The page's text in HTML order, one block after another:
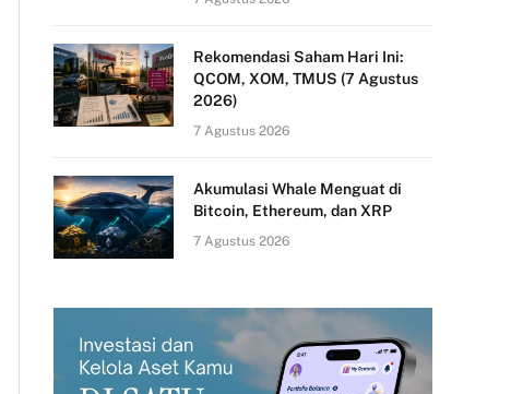
Rekomendasi Saham Hari Ini:
QCOM, XOM, TMUS (7 Agustus
2026)
7 Agustus 2026
Akumulasi Whale Menguat di
Bitcoin, Ethereum, dan XRP
7 Agustus 2026